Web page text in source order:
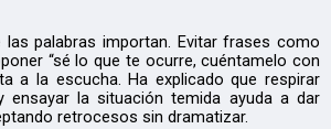
palabras importan. Evitar frases como
“sé lo que te ocurre, cuéntamelo con
a la escucha. Ha explicado que respirar
ensayar la situación temida ayuda a dar
retrocesos sin dramatizar.